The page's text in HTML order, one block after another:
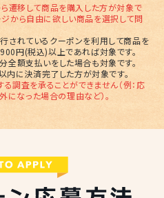
遷移して商品を購入した方が対象で
から自由に欲しい商品を選択して問
れているクーポンを利用して商品を
円(税込)以上であれば対象です。
額支払いをした場合も対象です。
内に決済完了した方が対象です。
調査を承ることができません（例：応
になった場合の理由など）。